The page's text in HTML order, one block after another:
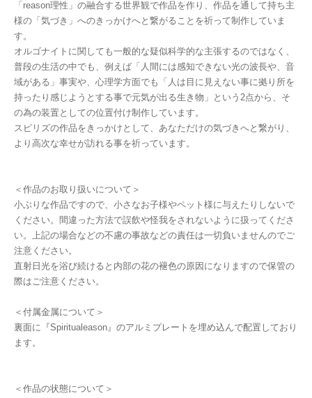
「reason理性」の融合する世界観で作品を作り、作品を通して持ち主
様の「気づき」へのきっかけへと繋がることを祈って制作していま
す。
オルゴナイトに関しても一般的な疑似科学的な主張するのではなく、
普段の生活の中でも、例えば「人間には感知できない光の波長や、音
域がある」事実や、心理学方面でも「人は目に見えない事に拠り所を
持ったり感じようとする事で元気が出る生き物」という2点から、そ
の為の装置としての位置付け制作しています。
スピリズの作品をきっかけとして、あなただけの気づきへと繋がり、
より高次な幸せが訪れる事を祈っています。
＜作品のお取り扱いについて＞
小ぶりな作品ですので、小さなお子様やペット様に与えたりしないで
ください。間違った方法で誤飲や怪我をされないように扱ってくださ
い。上記の場合などの不慮の事故などの責任は一切負いませんのでご
注意ください。
直射日光を浴び続けると内部の花の褪色の原因になりますので保管の
際はご注意ください。
＜付属金属について＞
裏面に『Spiritualeason』のアルミプレートを埋め込んで配置しており
ます。
＜作品の状態について＞